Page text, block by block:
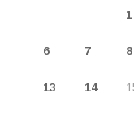
1
6 7 8
13 14